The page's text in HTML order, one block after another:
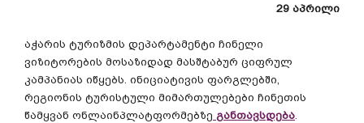
29 აპრილი
აჭარის ტურიზმის დეპარტამენტი ჩინელი
ვიზიტორების მოსაზიდად მასშტაბურ ციფრულ
კამპანიას იწყებს. ინიციატივის ფარგლებში,
რეგიონის ტურისტული მიმართულებები ჩინეთის
წამყვან ონლაინპლატფორმებზე განთავსდება.